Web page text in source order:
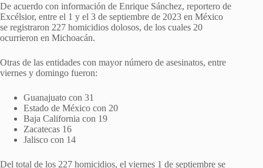
De acuerdo con información de Enrique Sánchez, reportero de
Excélsior, entre el 1 y el 3 de septiembre de 2023 en México
se registraron 227 homicidios dolosos, de los cuales 20
ocurrieron en Michoacán.
Otras de las entidades con mayor número de asesinatos, entre
viernes y domingo fueron:
Guanajuato con 31
Estado de México con 20
Baja California con 19
Zacatecas 16
Jalisco con 14
Del total de los 227 homicidios, el viernes 1 de septiembre se